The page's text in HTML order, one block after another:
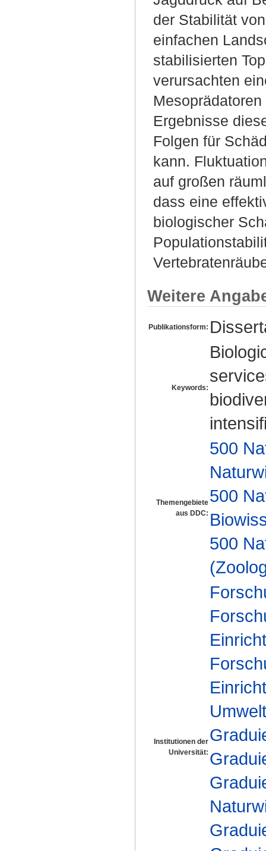
der Stabilität
einfachen
stabilisierten
verursachten
Ergebnisse
Folgen für
kann.
auf großen
dass eine
biologischer
Weitere
Publikationsform:
Keywords:
Themengebiete
aus DDC:
500
500
500
Institutionen der
Universität: